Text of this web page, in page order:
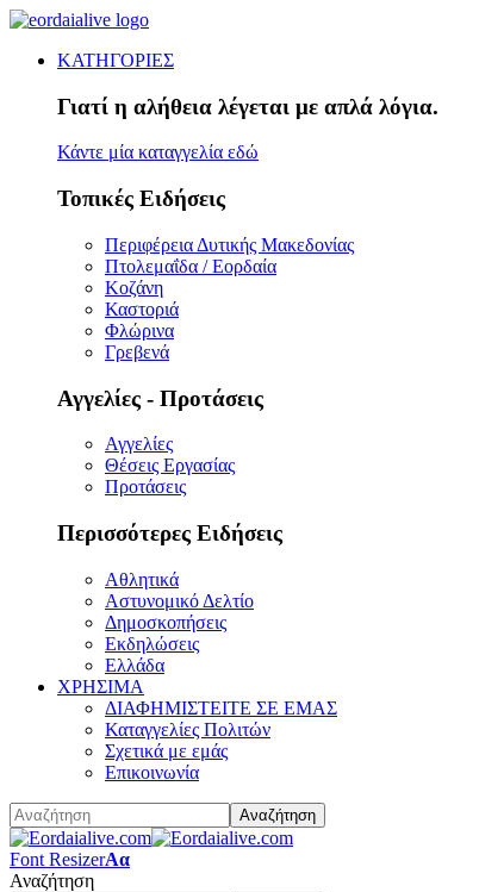
ΚΑΤΗΓΟΡΙΕΣ
Γιατί η αλήθεια λέγεται με απλά λόγια.
Κάντε μία καταγγελία εδώ
Τοπικές Ειδήσεις
Περιφέρεια Δυτικής Μακεδονίας
Πτολεμαΐδα / Εορδαία
Κοζάνη
Καστοριά
Φλώρινα
Γρεβενά
Αγγελίες - Προτάσεις
Αγγελίες
Θέσεις Εργασίας
Προτάσεις
Περισσότερες Ειδήσεις
Αθλητικά
Αστυνομικό Δελτίο
Δημοσκοπήσεις
Εκδηλώσεις
Ελλάδα
ΧΡΗΣΙΜΑ
ΔΙΑΦΗΜΙΣΤΕΙΤΕ ΣΕ ΕΜΑΣ
Καταγγελίες Πολιτών
Σχετικά με εμάς
Επικοινωνία
Font ResizerΑα
Αναζήτηση